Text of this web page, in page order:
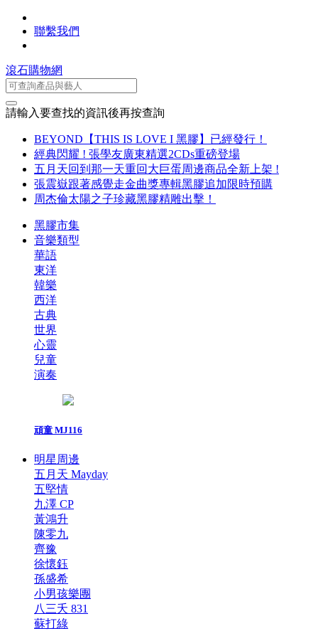
聯繫我們
滾石購物網
請輸入要查找的資訊後再按查詢
BEYOND【THIS IS LOVE I 黑膠】已經發行！
經典閃耀 ! 張學友廣東精選2CDs重磅登場
五月天回到那一天重回大巨蛋周邊商品全新上架 !
張震嶽跟著感覺走金曲獎專輯黑膠追加限時預購
周杰倫太陽之子珍藏黑膠精雕出擊！
黑膠市集
音樂類型
華語
東洋
韓樂
西洋
古典
世界
心靈
兒童
演奏
頑童 MJ116
明星周邊
五月天 Mayday
五堅情
九澤 CP
黃鴻升
陳零九
齊豫
徐懷鈺
孫盛希
小男孩樂團
八三夭 831
蘇打綠